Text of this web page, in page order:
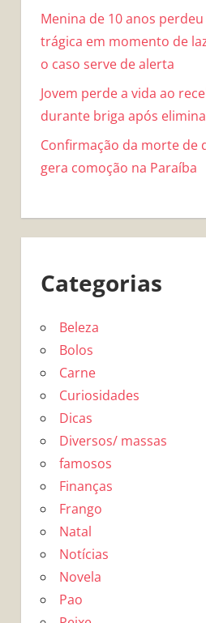
Menina de 10 anos
trágica em momento de
o caso serve de alerta
Jovem perde a vida ao
durante briga após
Confirmação da morte de
gera comoção na Paraíba
Categorias
Beleza
Bolos
Carne
Curiosidades
Dicas
Diversos/ massas
famosos
Finanças
Frango
Natal
Notícias
Novela
Pao